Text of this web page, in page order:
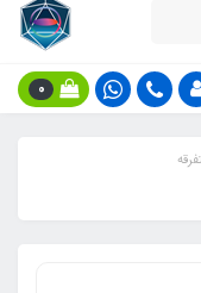
0